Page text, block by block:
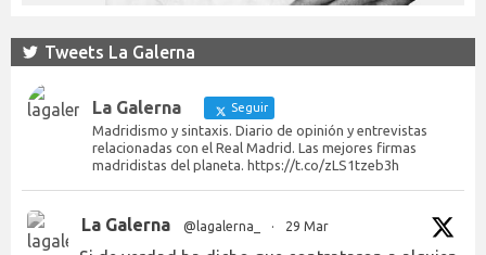
Tweets La Galerna
La Galerna Seguir
Madridismo y sintaxis. Diario de opinión y entrevistas
relacionadas con el Real Madrid. Las mejores firmas
madridistas del planeta. https://t.co/zLS1tzeb3h
La Galerna @lagalerna_ · 29 Mar